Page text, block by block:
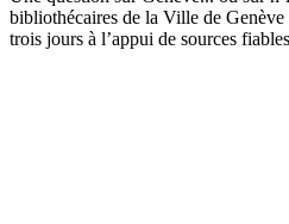
bibliothécaires de la Ville de
trois jours à l’appui de sources